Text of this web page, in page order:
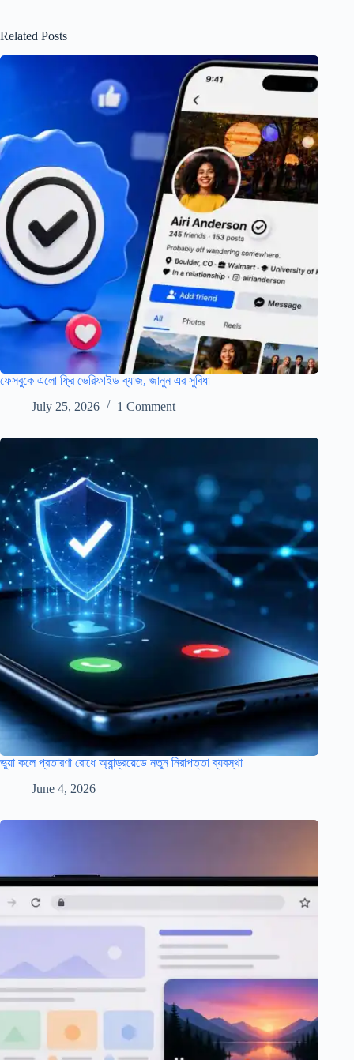
Related Posts
ফেসবুকে এলো ফ্রি ভেরিফাইড ব্যাজ, জানুন এর সুবিধা
July 25, 2026
1 Comment
ভুয়া কলে প্রতারণা রোধে অ্যান্ড্রয়েডে নতুন নিরাপত্তা ব্যবস্থা
June 4, 2026